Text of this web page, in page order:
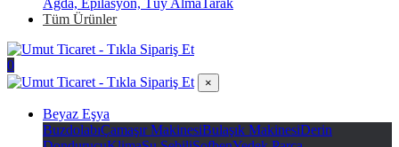
Ağda, Epilasyon, Tüy AlmaTarak
Tüm Ürünler
0
×
Beyaz Eşya
BuzdolabıÇamaşır MakinesiBulaşık MakinesiDerin